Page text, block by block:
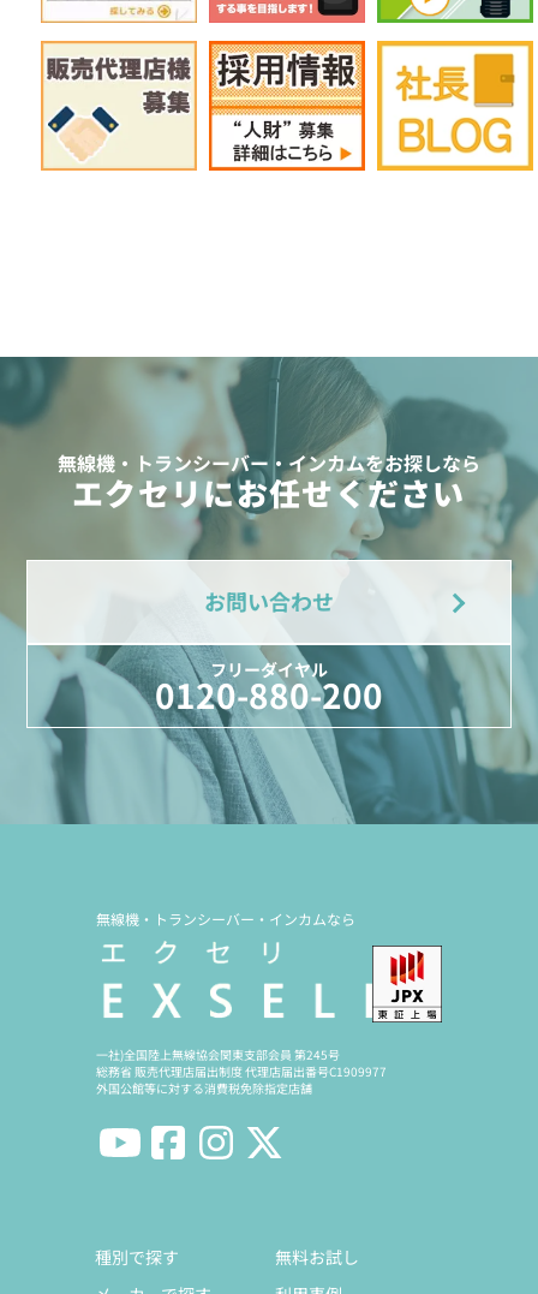
無線機・トランシーバー・インカムをお探しなら
エクセリにお任せください
お問い合わせ
フリーダイヤル
0120-880-200
無線機・トランシーバー・インカムなら
一社)全国陸上無線協会関東支部会員 第245号
総務省 販売代理店届出制度 代理店届出番号C1909977
外国公館等に対する消費税免除指定店舗
種別で探す
無料お試し